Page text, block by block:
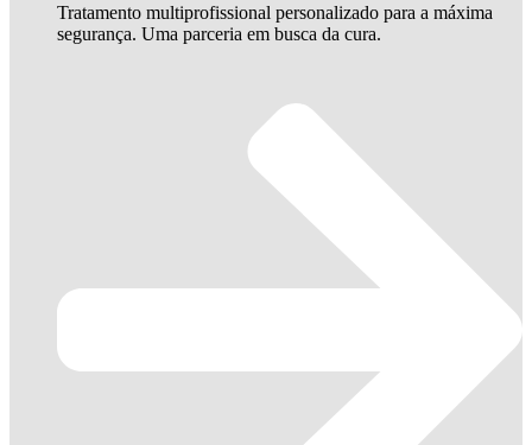
Tratamento multiprofissional personalizado para a máxima
segurança. Uma parceria em busca da cura.